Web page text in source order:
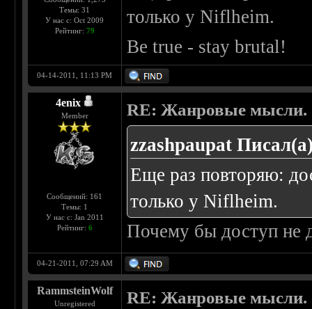
Темы: 31
У нас с: Oct 2009
Рейтинг: 79
только у Niflheim.
Be true - stay brutal!
04-14-2011, 11:13 PM
4enix
Member
Сообщений: 161
Темы: 1
У нас с: Jan 2011
Рейтинг: 6
RE: Жанровые мысли.
zzashpaupat
Еще раз повторяю:
только у Niflheim.
Почему бы доступ не
04-21-2011, 07:29 AM
RammsteinWolf
Unregistered RE: Жанровые мысли.